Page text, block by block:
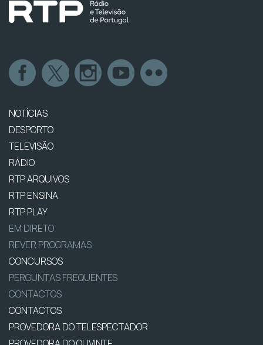
NOTÍCIAS
DESPORTO
TELEVISÃO
RÁDIO
RTP ARQUIVOS
RTP ENSINA
RTP PLAY
EM DIRETO
REVER PROGRAMAS
CONCURSOS
PERGUNTAS FREQUENTES
CONTACTOS
CONTACTOS
PROVEDORA DO TELESPECTADOR